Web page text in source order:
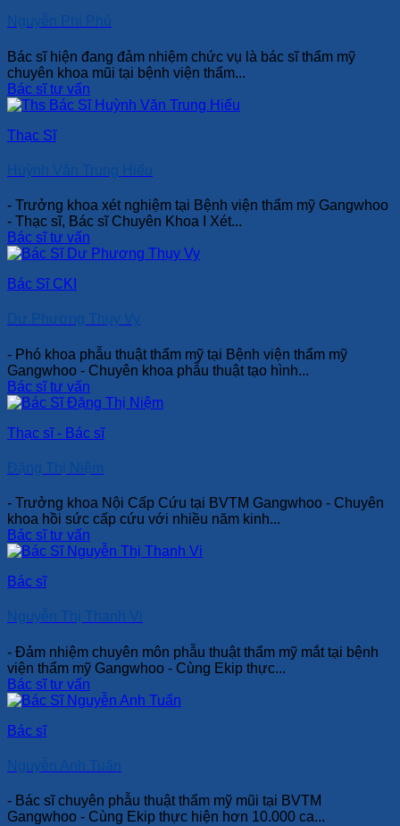
Nguyễn Phi Phú
Bác sĩ hiện đang đảm nhiệm chức vụ là bác sĩ thẩm mỹ
chuyên khoa mũi tại bệnh viện thẩm...
Bác sĩ tư vấn
Thạc Sĩ
Huỳnh Văn Trung Hiếu
- Trưởng khoa xét nghiệm tại Bệnh viện thẩm mỹ Gangwhoo
- Thạc sĩ, Bác sĩ Chuyên Khoa I Xét...
Bác sĩ tư vấn
Bác Sĩ CKI
Dư Phương Thụy Vy
- Phó khoa phẫu thuật thẩm mỹ tại Bệnh viện thẩm mỹ
Gangwhoo - Chuyên khoa phẫu thuật tạo hình...
Bác sĩ tư vấn
Thạc sĩ - Bác sĩ
Đặng Thị Niệm
- Trưởng khoa Nội Cấp Cứu tại BVTM Gangwhoo - Chuyên
khoa hồi sức cấp cứu với nhiều năm kinh...
Bác sĩ tư vấn
Bác sĩ
Nguyễn Thị Thanh Vi
- Đảm nhiệm chuyên môn phẫu thuật thẩm mỹ mắt tại bệnh
viện thẩm mỹ Gangwhoo - Cùng Ekip thực...
Bác sĩ tư vấn
Bác sĩ
Nguyễn Anh Tuấn
- Bác sĩ chuyên phẫu thuật thẩm mỹ mũi tại BVTM
Gangwhoo - Cùng Ekip thực hiện hơn 10.000 ca...